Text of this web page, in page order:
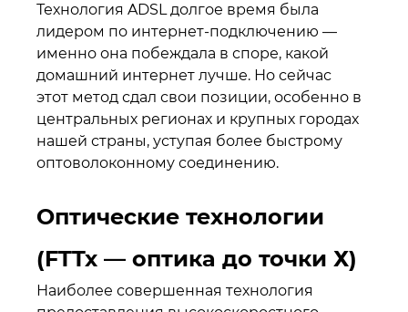
Технология ADSL долгое время была
лидером по интернет-подключению —
именно она побеждала в споре, какой
домашний интернет лучше. Но сейчас
этот метод сдал свои позиции, особенно в
центральных регионах и крупных городах
нашей страны, уступая более быстрому
оптоволоконному соединению.
Оптические технологии
(FTTx — оптика до точки Х)
Наиболее совершенная технология